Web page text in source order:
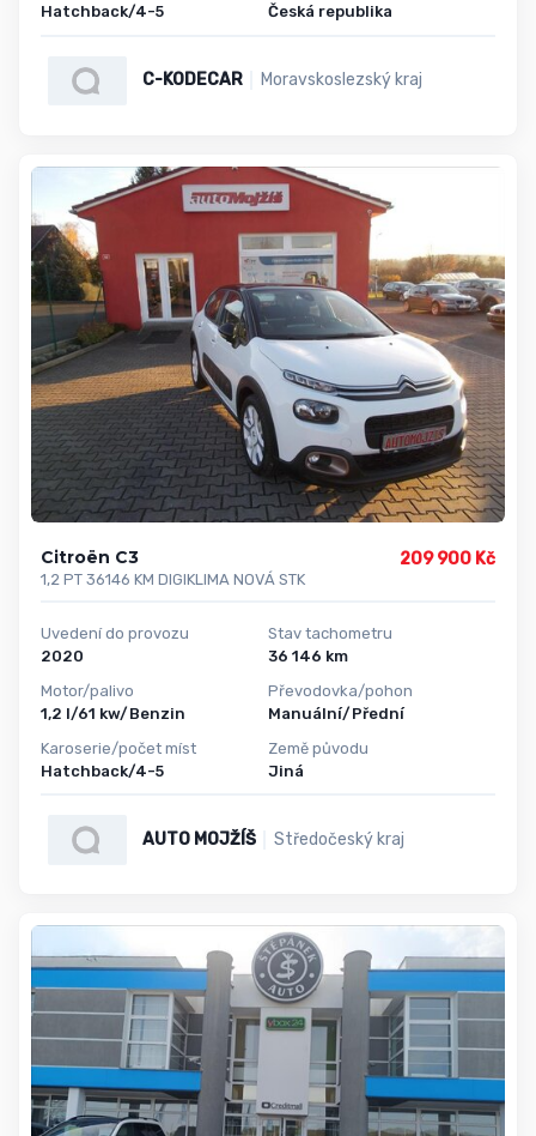
Hatchback/4-5
Česká republika
C-KODECAR Moravskoslezský kraj
Citroën C3
1,2 PT 36146 KM DIGIKLIMA NOVÁ STK
209 900 Kč
Uvedení do provozu
2020
Motor/palivo
1,2 l/61 kw/Benzin
Karoserie/počet míst
Hatchback/4-5
Stav tachometru
36 146 km
Převodovka/pohon
Manuální/Přední
Země původu
Jiná
AUTO MOJŽÍŠ Středočeský kraj